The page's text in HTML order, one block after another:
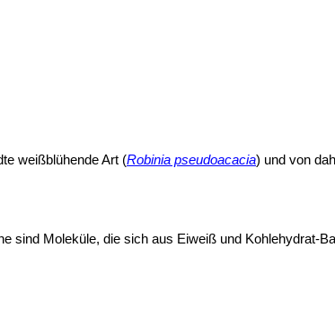
weißblühende Art (Robinia pseudoacacia) und von
sind Moleküle, die sich aus Eiweiß und Kohlehydrat-